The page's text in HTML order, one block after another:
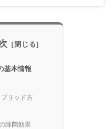
基本情報
リッド方
除菌効果